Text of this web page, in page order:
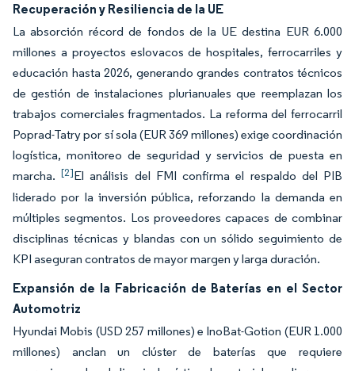
Recuperación y Resiliencia de la UE
La absorción récord de fondos de la UE destina EUR 6.000
millones a proyectos eslovacos de hospitales, ferrocarriles y
educación hasta 2026, generando grandes contratos técnicos
de gestión de instalaciones plurianuales que reemplazan los
trabajos comerciales fragmentados. La reforma del ferrocarril
Poprad-Tatry por sí sola (EUR 369 millones) exige coordinación
logística, monitoreo de seguridad y servicios de puesta en
marcha.[2]El análisis del FMI confirma el respaldo del PIB
liderado por la inversión pública, reforzando la demanda en
múltiples segmentos. Los proveedores capaces de combinar
disciplinas técnicas y blandas con un sólido seguimiento de
KPI aseguran contratos de mayor margen y larga duración.
Expansión de la Fabricación de Baterías en el Sector
Automotriz
Hyundai Mobis (USD 257 millones) e InoBat-Gotion (EUR 1.000
millones) anclan un clúster de baterías que requiere